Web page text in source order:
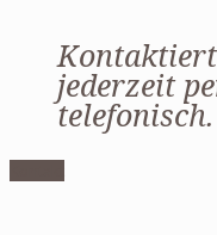
jederzeit
telefonisch.